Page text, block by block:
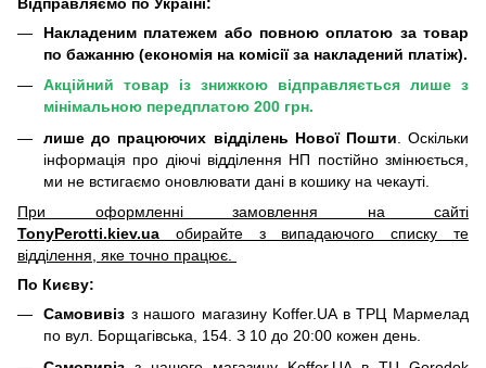
Накладеним платежем або повною оплатою за товар
по бажанню (економія на комісії за накладений платіж).
Акційний товар із знижкою відправляється лише з
мінімальною передплатою 200 грн.
лише до працюючих відділень Нової Пошти . Оскільки
інформація про діючі відділення НП постійно змінюється,
ми не встигаємо оновлювати дані в кошику на чекауті.
При оформленні замовлення на сайті
TonyPerotti.kiev.ua обирайте з випадаючого списку те
відділення, яке точно працює.
По Києву:
Самовивіз з нашого магазину Koffer.UA в ТРЦ Мармелад
по вул. Борщагівська, 154. З 10 до 20:00 кожен день.